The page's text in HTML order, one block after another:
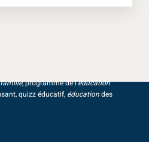
famille, programme de l’éducation
quizz éducatif, éducationdes